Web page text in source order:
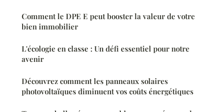
Comment le DPE E peut booster la valeur de votre
bien immobilier
L'écologie en classe : Un défi essentiel pour notre
avenir
Découvrez comment les panneaux solaires
photovoltaïques diminuent vos coûts énergétiques